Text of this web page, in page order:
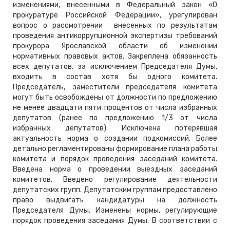
изменениями, внесенными в Федеральный закон «О
прокуратуре Российской Федерации», урегулирован
вопрос о рассмотрении внесенных по результатам
проведения антикоррупционной экспертизы требований
прокурора Ярославской области об изменении
нормативных правовых актов. Закреплена обязанность
всех депутатов, за исключением Председателя Думы,
входить в состав хотя бы одного комитета.
Председатель, заместители председателя комитета
могут быть освобождены от должности по предложению
не менее двадцати пяти процентов от числа избранных
депутатов (ранее по предложению 1/3 от числа
избранных депутатов). Исключена потерявшая
актуальность норма о создании подкомиссий. Более
детально регламентированы формирование плана работы
комитета и порядок проведения заседаний комитета.
Введена норма о проведении выездных заседаний
комитетов. Введено регулирование деятельности
депутатских групп. Депутатским группам предоставлено
право выдвигать кандидатуры на должность
Председателя Думы. Изменены нормы, регулирующие
порядок проведения заседания Думы. В соответствии с